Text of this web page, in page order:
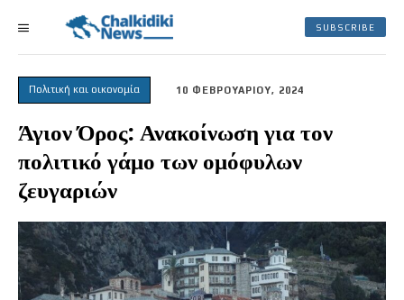
SUBSCRIBE
Πολιτική και οικονομία 10 ΦΕΒΡΟΥΑΡΙΟΥ, 2024
Άγιον Όρος: Ανακοίνωση για τον
πολιτικό γάμο των ομόφυλων
ζευγαριών